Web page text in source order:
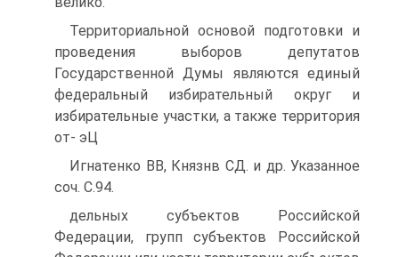
Территориальной основой подготовки и
проведения выборов депутатов
Государственной Думы являются единый
федеральный избирательный округ и
избирательные участки, а также территория
от- эЦ
Игнатенко ВВ, Князнв СД. и др. Указанное
соч. С.94.
дельных субъектов Российской
Федерации, групп субъектов Российской